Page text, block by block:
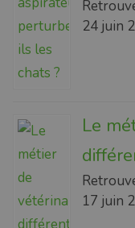
24 juin
Le
17 juin